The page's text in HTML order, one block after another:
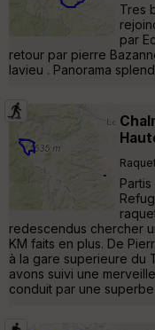
Tres
par
retour par pierre
lavieu . Panorama
redescendus chercher
KM faits en plus. De
à la gare superieure du
avons suivi une
conduit par une